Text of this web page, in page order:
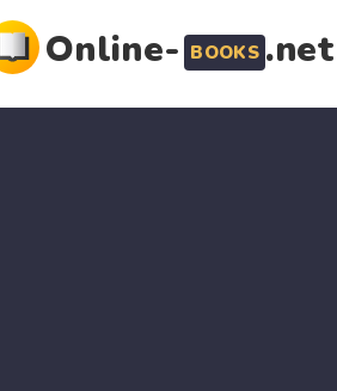
Online- BOOKS .net